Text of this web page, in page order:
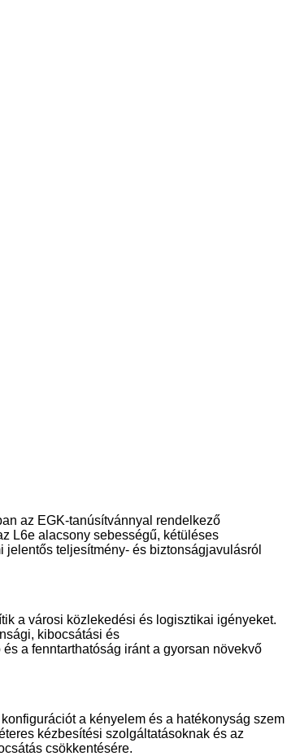
az EGK-tanúsítvánnyal rendelkező
L6e alacsony sebességű, kétüléses
teljesítmény- és biztonságjavulásról
a városi közlekedési és logisztikai igényeket.
kibocsátási és
a fenntarthatóság iránt a gyorsan növekvő
a kényelem és a hatékonyság szem
kézbesítési szolgáltatásoknak és az
csökkentésére.